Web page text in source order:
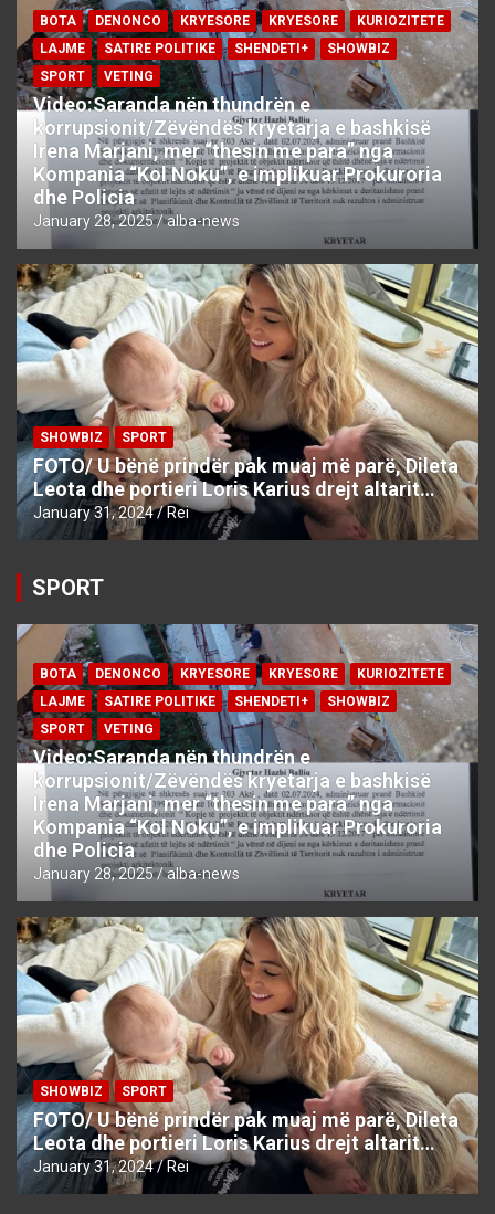
BOTA DENONCO KRYESORE KRYESORE
KURIOZITETE
LAJME
SATIRE POLITIKE SHENDETI+
SHOWBIZ
SPORT
VETING
Video:Saranda nën thundrën e
korrupsionit/Zëvëndës kryetarja e bashkisë
Irena Marjani, mer “thesin me para” nga
Kompania “Kol Noku”, e implikuar Prokuroria
dhe Policia
January 28, 2025 alba-news
SHOWBIZ SPORT
FOTO/ U bënë prindër pak muaj më parë, Dileta
Leota dhe portieri Loris Karius drejt altarit…
January 31, 2024 Rei
SPORT
BOTA DENONCO KRYESORE KRYESORE
KURIOZITETE
LAJME
SATIRE POLITIKE SHENDETI+
SHOWBIZ
SPORT
VETING
Video:Saranda nën thundrën e
korrupsionit/Zëvëndës kryetarja e bashkisë
Irena Marjani, mer “thesin me para” nga
Kompania “Kol Noku”, e implikuar Prokuroria
dhe Policia
January 28, 2025 alba-news
SHOWBIZ SPORT
FOTO/ U bënë prindër pak muaj më parë, Dileta
Leota dhe portieri Loris Karius drejt altarit…
January 31, 2024 Rei